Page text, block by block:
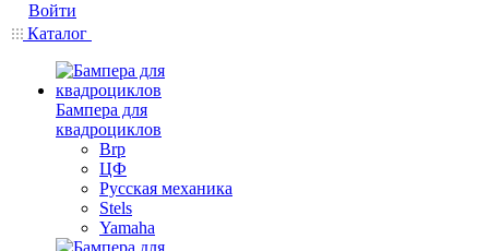
Войти
Каталог
Бампера для
квадроциклов
Brp
ЦФ
Русская механика
Stels
Yamaha